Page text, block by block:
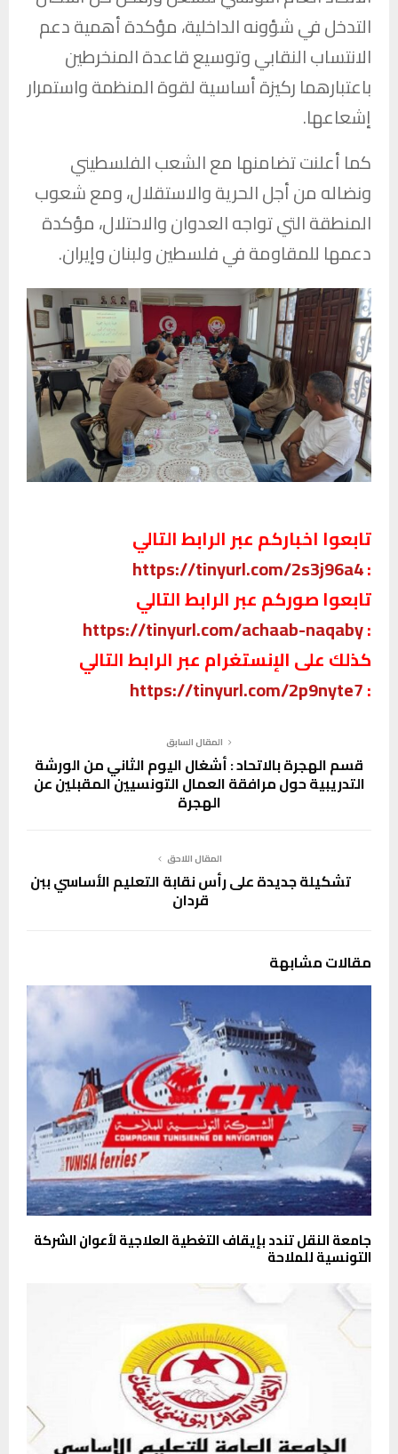
التدخل في شؤونه الداخلية، مؤكدة أهمية دعم
الانتساب النقابي وتوسيع قاعدة المنخرطين
باعتبارهما ركيزة أساسية لقوة المنظمة واستمرار
إشعاعها.
كما أعلنت تضامنها مع الشعب الفلسطيني
ونضاله من أجل الحرية والاستقلال، ومع شعوب
المنطقة التي تواجه العدوان والاحتلال، مؤكدة
دعمها للمقاومة في فلسطين ولبنان وإيران.
تابعوا اخباركم عبر الرابط التالي
:
https://tinyurl.com/2s3j96a4
تابعوا صوركم عبر الرابط التالي
:
https://tinyurl.com/achaab-naqaby
كذلك على الإنستغرام عبر الرابط التالي
:
https://tinyurl.com/2p9nyte7
المقال السابق
قسم الهجرة بالاتحاد : أشغال اليوم الثاني من الورشة
التدريبية حول مرافقة العمال التونسيين المقبلين عن
الهجرة
المقال اللاحق
تشكيلة جديدة على رأس نقابة التعليم الأساسي ببن
قردان
مقالات مشابهة
جامعة النقل تندد بإيقاف التغطية العلاجية لأعوان الشركة
التونسية للملاحة